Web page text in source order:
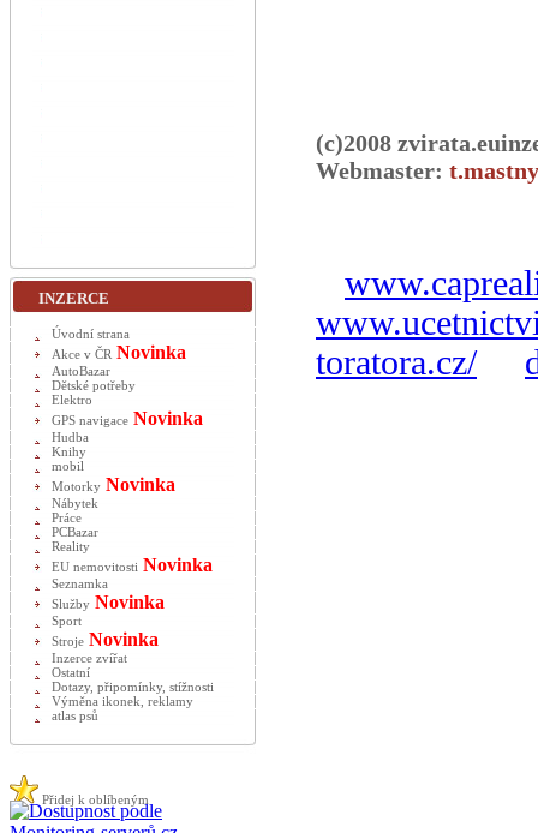
(c)2008
Webmaster:
toratora.cz/
INZERCE
Úvodní strana
Akce v ČR Novinka
AutoBazar
Dětské potřeby
Elektro
GPS navigace Novinka
Hudba
Knihy
mobil
Motorky Novinka
Nábytek
Práce
PCBazar
Reality
EU nemovitosti Novinka
Seznamka
Služby Novinka
Sport
Stroje Novinka
Inzerce zvířat
Ostatní
Dotazy, připomínky, stížnosti
Výměna ikonek, reklamy
atlas psů
Přidej k oblíbeným